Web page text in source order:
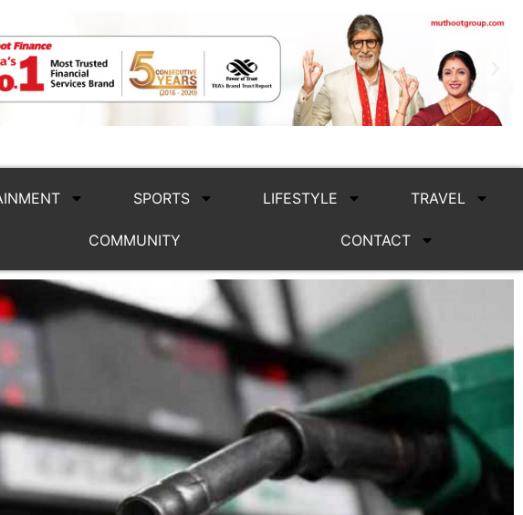
SPORTS LIFESTYLE TRAVEL
COMMUNITY CONTACT